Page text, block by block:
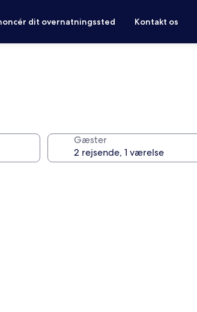
dit overnatningssted Kontakt os
Gæster